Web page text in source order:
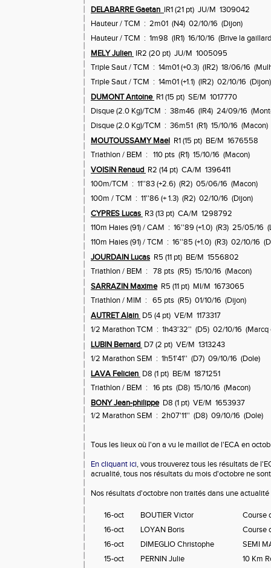
DELABARRE Gaetan IR1 (21 pt) JU/M 1309042
Hauteur / TCM : 2m01 (N4) 02/10/16 (Dijon)
Hauteur / TCM : 1m98 (IR1) 16/10/16 (Brive la
MELY Julien IR2 (20 pt) JU/M 1005095
Triple Saut / TCM : 14m01 (+0.3) (IR2) 18/06/16
Triple Saut / TCM : 14m01 (+1.1) (IR2) 02/10/16 (Dijon)
DUMONT Antoine R1 (15 pt) SE/M 1017770
Disque (2.0 Kg)/TCM : 38m46 (IR4) 24/09/16
Disque (2.0 Kg)/TCM : 36m51 (R1) 15/10/16 (Macon)
MOUTOUSSAMY Mael R1 (15 pt) BE/M 1676558
Triathlon / BEM : 110 pts (R1) 15/10/16 (Macon)
VOISIN Renaud R2 (14 pt) CA/M 1396411
100m/TCM : 11''83 (+2.6) (R2) 05/06/16 (Macon)
100m / TCM : 11''86 (+ 1.3) (R2) 02/10/16 (Dijon)
CYPRES Lucas R3 (13 pt) CA/M 1298792
110m Haies (91) / CAM : 16''89 (+1.0) (R3) 25/05/16
110m Haies (91) / TCM : 16''85 (+1.0) (R3) 02/10/16
JOURDAIN Lucas R5 (11 pt) BE/M 1556802
Triathlon / BEM : 78 pts (R5) 15/10/16 (Macon)
SARRAZIN MaximeR5 (11 pt) MI/M 1673065
Triathlon / MIM : 65 pts (R5) 01/10/16 (Dijon)
AUTRET Alain D5 (4 pt) VE/M 1173317
1/2 Marathon TCM : 1h43'32'' (D5) 02/10/16 (Marcq
LUBIN Bernard D7 (2 pt) VE/M 1313243
1/2 Marathon SEM : 1h51'41'' (D7) 09/10/16 (Dole)
LAVA Felicien D8 (1 pt) BE/M 1871251
Triathlon / BEM : 16 pts (D8) 15/10/16 (Macon)
BONY Jean-philippeD8 (1 pt) VE/M 1653937
1/2 Marathon SEM : 2h07'11'' (D8) 09/10/16 (Dole)
Tous les lieux où l'on a vu le maillot de l'ECA en
En cliquant ici, vous trouverez tous les résultats de
acrualité, tous nos résultats du mois d'octobre ne
Nos résultats d'octobre non traités dans une
16-oct BOUTIER Victor
Course
16-oct
LOYAN Boris
Course
16-oct
DIMEGLIO Christophe
SEMI
15-oct
PERNIN Julie
10 Km